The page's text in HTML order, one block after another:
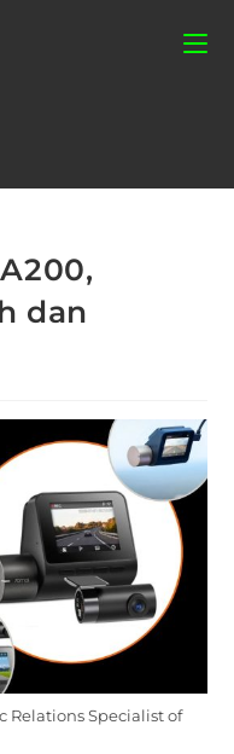
dan
Relations Specialist of